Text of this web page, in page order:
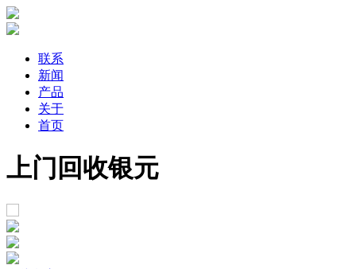
联系
新闻
产品
关于
首页
上门回收银元